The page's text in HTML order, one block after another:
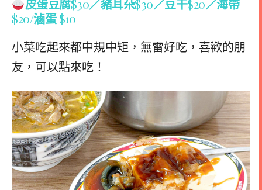
皮蛋豆腐$30／豬耳朵$30／豆干$20／海帶
$20/滷蛋$10
小菜吃起來都中規中矩，無雷好吃，喜歡的朋
友，可以點來吃！